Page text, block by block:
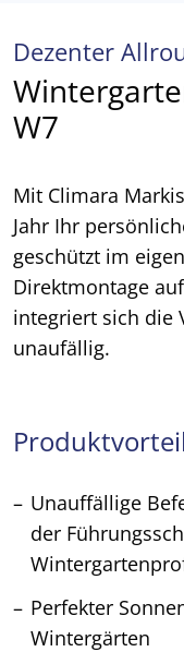
Dezenter
W7
Mit Climara
Jahr Ihr
geschützt im
Direktmontage
integriert sich die
unaufällig.
Unauffällige
der
Perfekter
Wintergärten